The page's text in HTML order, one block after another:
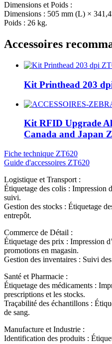
Dimensions et Poids :
Dimensions : 505 mm (L) ×
Poids : 26 kg.
Accessoires
Kit Printhead 203
Kit RFID Upgrade
Canada and Japan
Fiche technique ZT620
Guide d'accessoires ZT620
Logistique et Transport :
Étiquetage des colis : Impression
suivi.
Gestion des stocks : Étiquetage
entrepôt.
Commerce de Détail :
Étiquetage des prix : Impression
promotions en magasin.
Gestion des inventaires : Suivi
Santé et Pharmacie :
Étiquetage des médicaments :
prescriptions et les stocks.
Traçabilité des échantillons :
de sang.
Manufacture et Industrie :
Identification des produits :